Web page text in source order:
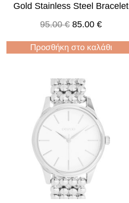
Gold Stainless Steel Bracelet
95.00€ 85.00€
Προσθήκη στο καλάθι